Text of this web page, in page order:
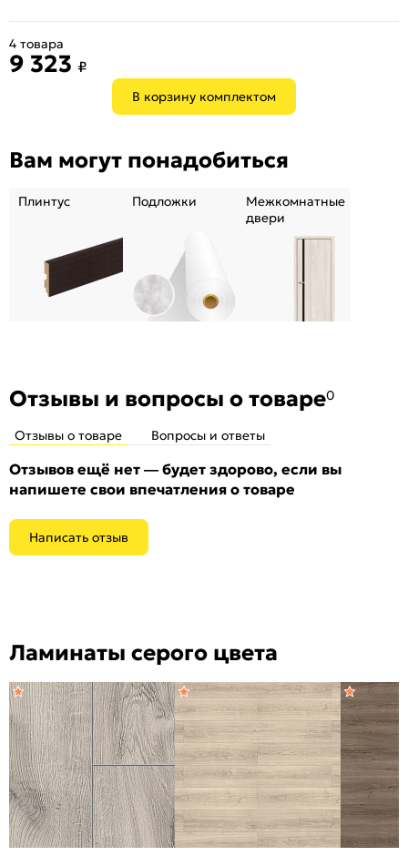
В корзину комплектом
4 товара
9 323 ₽
Вам могут понадобиться
Плинтус Подложки
Межкомнатные
двери
Отзывы и вопросы о товаре0
Отзывы о товаре Вопросы и ответы
Отзывов ещё нет — будет здорово, если вы
напишете свои впечатления о товаре
Написать отзыв
Ламинаты серого цвета